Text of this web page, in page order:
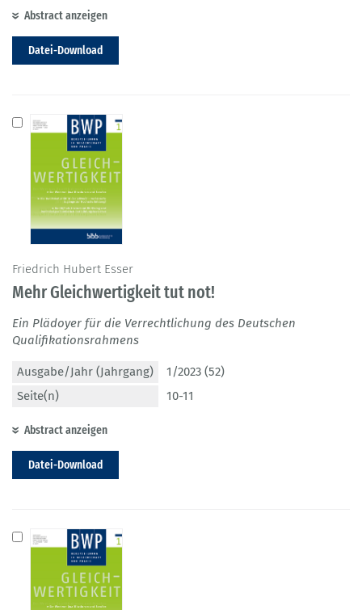
Abstract anzeigen
Datei-Download
Friedrich Hubert Esser
Mehr Gleichwertigkeit tut not!
Ein Plädoyer für die Verrechtlichung des Deutschen
Qualifikationsrahmens
Ausgabe/Jahr (Jahrgang)
1/2023 (52)
Seite(n)
10-11
Abstract anzeigen
Datei-Download